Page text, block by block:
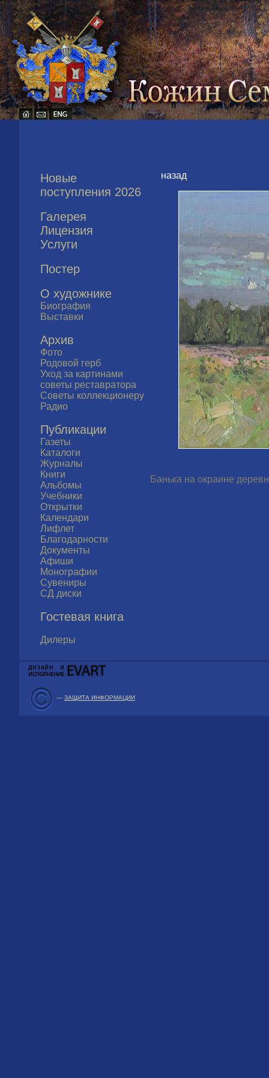
Новые
поступления 2026
Галерея
Лицензия
Услуги
Постер
О художнике
Биография
Выставки
Архив
Фото
Родовой герб
Уход за картинами
советы реставратора
Советы коллекционеру
Радио
Публикации
Газеты
Каталоги
Журналы
Книги
Альбомы
Учебники
Открытки
Календари
Лифлет
Благодарности
Документы
Афиши
Монографии
Сувениры
СД диски
Гостевая книга
Дилеры
назад
Банька на окраине
— ЗАЩИТА ИНФОРМАЦИИ